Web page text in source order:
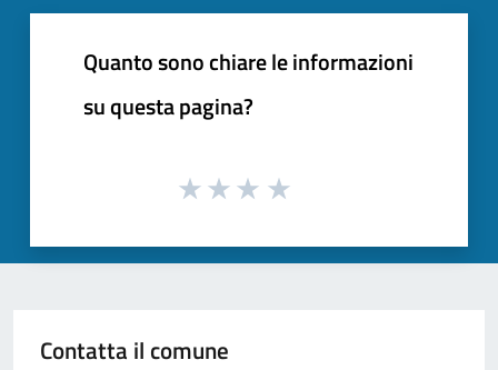
Quanto sono chiare le informazioni
su questa pagina?
Contatta il comune